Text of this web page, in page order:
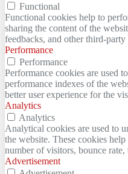
Functional
Functional cookies help to
sharing the content of the
feedbacks, and other third-party
Performance
Performance
Performance cookies are used
performance indexes of the
better user experience for the
Analytics
Analytics
Analytical cookies are used to
the website. These cookies
number of visitors, bounce rate,
Advertisement